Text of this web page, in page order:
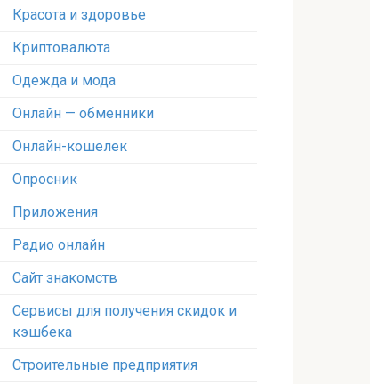
Красота и здоровье
Криптовалюта
Одежда и мода
Онлайн — обменники
Онлайн-кошелек
Опросник
Приложения
Радио онлайн
Сайт знакомств
Сервисы для получения скидок и
кэшбека
Строительные предприятия